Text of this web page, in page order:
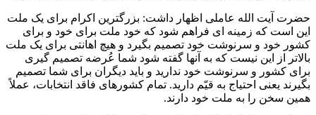
حضرت آیت الله عاملی اظهار داشت: بزرگترین اکرام برای یک ملت
این است که زمینه ای فراهم شود که خود ملت برای خود و برای
کشور خود و سرنوشت خود تصمیم بگیرد و هیچ اهانتی برای یک ملت
بالاتر از این نیست که به آنها گفته شود شما عُرضه تصمیم گیری
برای کشور و سرنوشت خود ندارید و باید دیگران برای شما تصمیم
بگیرند یعنی احتیاج به قیّم دارید. تمام کشورهای فاقد انتخابات، عملاً
همین سخن را به ملت خود دارند.